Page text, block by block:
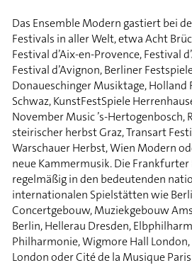
Das Ensemble Modern gastiert bei
Festivals in aller Welt, etwa Acht
Festival d’Aix-en-Provence, Festival
Festival d’Avignon, Berliner
Donaueschinger Musiktage, Holland
Schwaz, KunstFestSpiele
November Music ’s-Hertogenbosch,
steirischer herbst Graz, Transart
Warschauer Herbst, Wien Modern
neue Kammermusik. Die
regelmäßig in den bedeutenden
internationalen Spielstätten wie
Concertgebouw, Muziekgebouw
Berlin, Hellerau Dresden,
Philharmonie, Wigmore Hall
London oder Cité de la Musique